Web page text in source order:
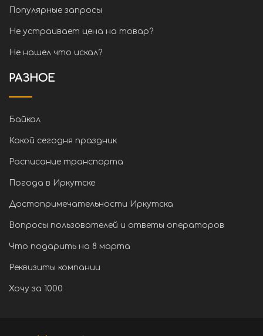
Популярные запросы
Не устраивает цена на товар?
Не нашел что искал?
РАЗНОЕ
Байкал
Какой сегодня праздник
Расписание транспорта
Погода в Иркутске
Достопримечательности Иркутска
Вопросы пользователей и ответы операторов
Что подарить на 8 марта
Реквизиты компании
Хочу за 1000